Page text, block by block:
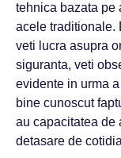
tehnica bazata pe
acele traditionale.
veti lucra asupra
siguranta, veti
evidente in urma
bine cunoscut
au capacitatea de
detasare de